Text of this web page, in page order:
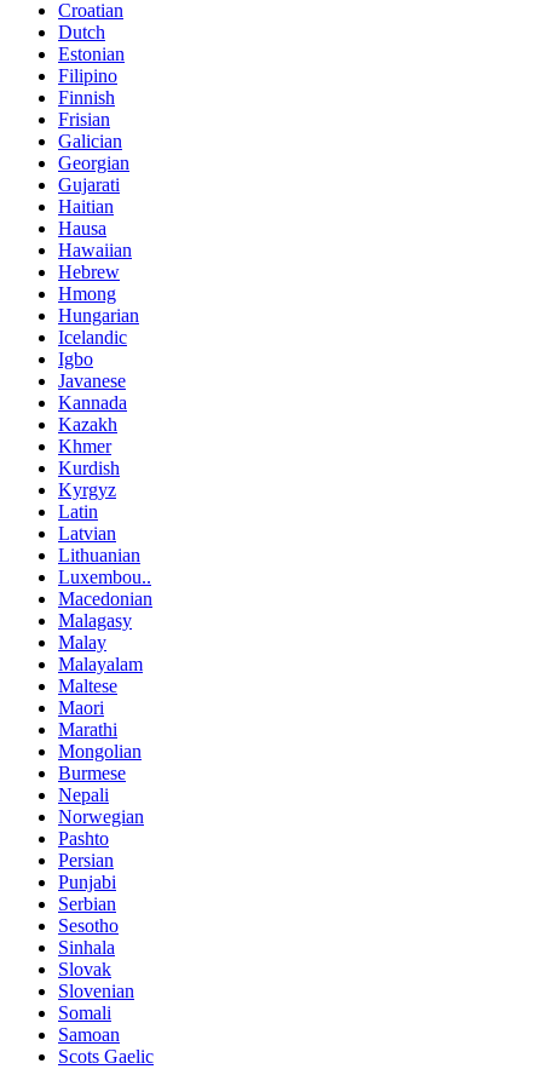
Croatian
Dutch
Estonian
Filipino
Finnish
Frisian
Galician
Georgian
Gujarati
Haitian
Hausa
Hawaiian
Hebrew
Hmong
Hungarian
Icelandic
Igbo
Javanese
Kannada
Kazakh
Khmer
Kurdish
Kyrgyz
Latin
Latvian
Lithuanian
Luxembou..
Macedonian
Malagasy
Malay
Malayalam
Maltese
Maori
Marathi
Mongolian
Burmese
Nepali
Norwegian
Pashto
Persian
Punjabi
Serbian
Sesotho
Sinhala
Slovak
Slovenian
Somali
Samoan
Scots Gaelic